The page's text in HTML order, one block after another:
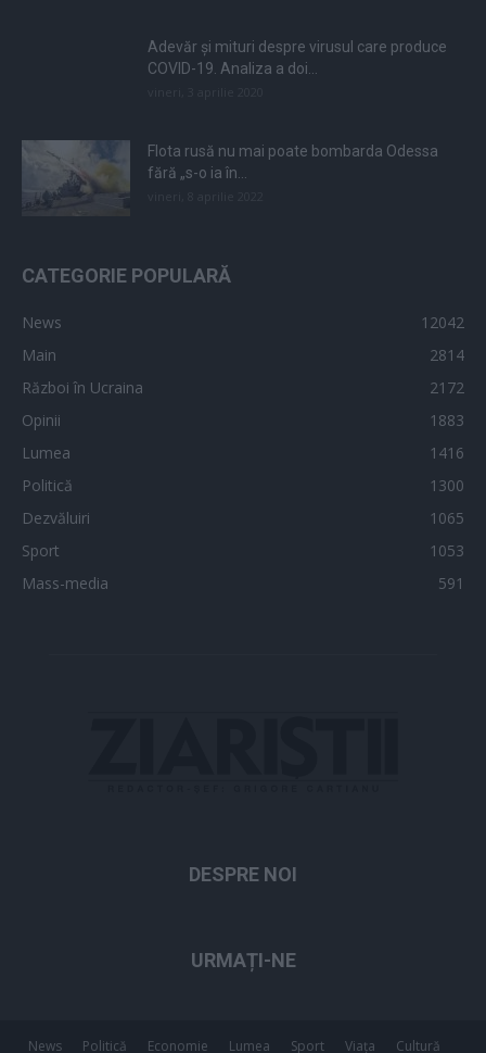
Adevăr și mituri despre virusul care produce
COVID-19. Analiza a doi...
Flota rusă nu mai poate bombarda Odessa
fără „s-o ia în...
CATEGORIE POPULARĂ
News
12042
Main
2814
Război în Ucraina
2172
Opinii
1883
Lumea
1416
Politică
1300
Dezvăluiri
1065
Sport
1053
Mass-media
591
DESPRE NOI
URMAȚI-NE
News Politică Economie Lumea Sport Viața Cultură